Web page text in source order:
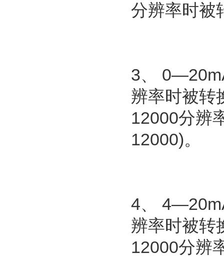
分辨率时
3、
辨率时被
12000分辨
12000)。
4、
辨率时被
12000分辨